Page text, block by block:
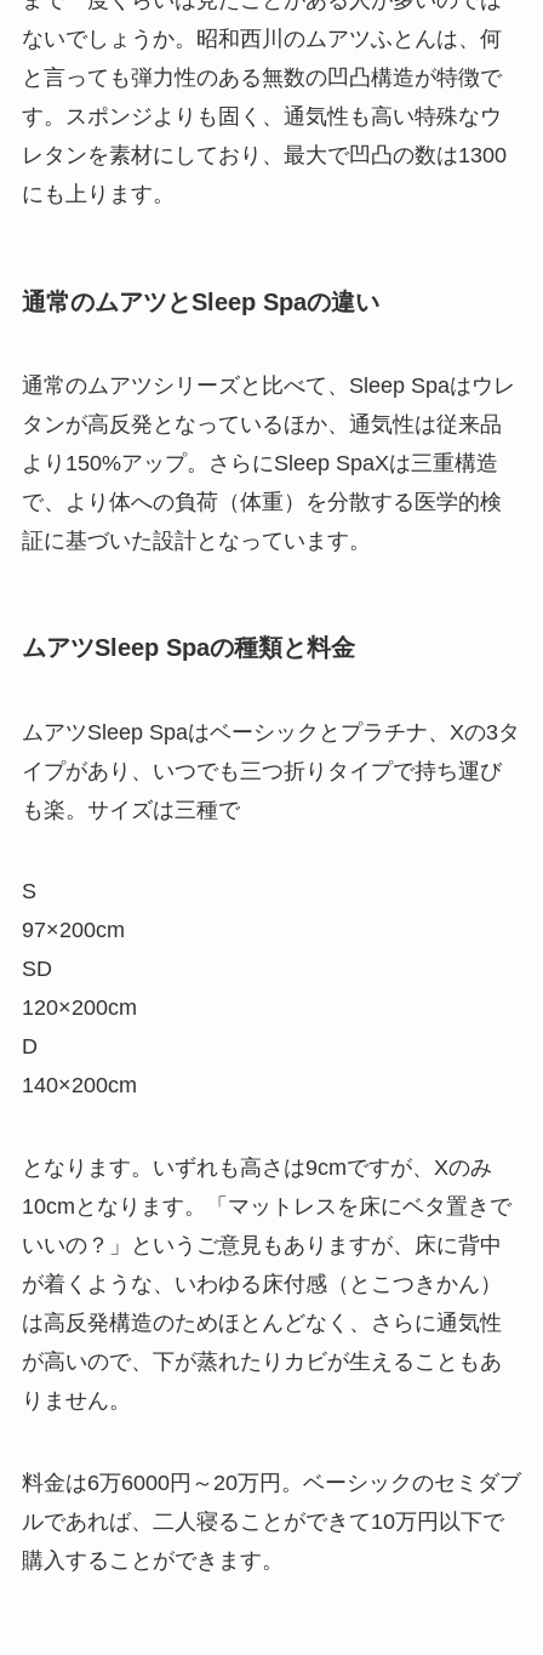
ないでしょうか。昭和西川のムアツふとんは、何
と言っても弾力性のある無数の凹凸構造が特徴で
す。スポンジよりも固く、通気性も高い特殊なウ
レタンを素材にしており、最大で凹凸の数は1300
にも上ります。
通常のムアツとSleep Spaの違い
通常のムアツシリーズと比べて、Sleep Spaはウレ
タンが高反発となっているほか、通気性は従来品
より150%アップ。さらにSleep SpaXは三重構造
で、より体への負荷（体重）を分散する医学的検
証に基づいた設計となっています。
ムアツSleep Spaの種類と料金
ムアツSleep Spaはベーシックとプラチナ、Xの3タ
イプがあり、いつでも三つ折りタイプで持ち運び
も楽。サイズは三種で
S
97×200cm
SD
120×200cm
D
140×200cm
となります。いずれも高さは9cmですが、Xのみ
10cmとなります。「マットレスを床にベタ置きで
いいの？」というご意見もありますが、床に背中
が着くような、いわゆる床付感（とこつきかん）
は高反発構造のためほとんどなく、さらに通気性
が高いので、下が蒸れたりカビが生えることもあ
りません。
料金は6万6000円～20万円。ベーシックのセミダブ
ルであれば、二人寝ることができて10万円以下で
購入することができます。